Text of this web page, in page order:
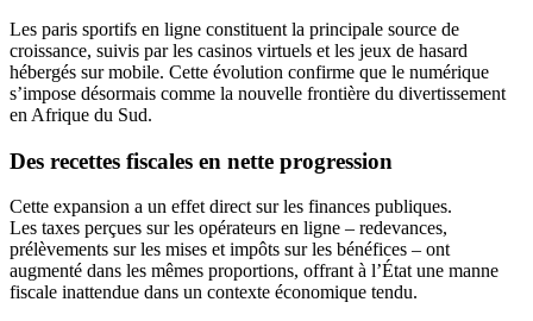
Les paris sportifs en ligne constituent la principale source de
croissance, suivis par les casinos virtuels et les jeux de hasard
hébergés sur mobile. Cette évolution confirme que le numérique
s’impose désormais comme la nouvelle frontière du divertissement
en Afrique du Sud.
Des recettes fiscales en nette progression
Cette expansion a un effet direct sur les finances publiques.
Les taxes perçues sur les opérateurs en ligne – redevances,
prélèvements sur les mises et impôts sur les bénéfices – ont
augmenté dans les mêmes proportions, offrant à l’État une manne
fiscale inattendue dans un contexte économique tendu.